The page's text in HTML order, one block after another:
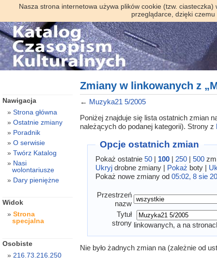
Nasza strona internetowa używa plików cookie (tzw.
przeglądarce, dzięki
Zmiany w linkowanych z
← Muzyka21 5/2005
Poniżej znajduje się lista ostatnich zmian
należących do podanej kategorii). Strony z
Opcje ostatnich zmian
Pokaż ostatnie 50| 100| 250| 500
Ukryjdrobne zmiany | Pokaż boty |
Pokaż nowe zmiany od 05:02, 8 sie
Przestrzeń
nazw
Tytuł
strony linkowanych, a na
Nie było żadnych zmian na (zależnie od
Nawigacja
Strona główna
Ostatnie zmiany
Poradnik
O serwisie
Twórz Katalog
Nasi
wolontariusze
Dary pieniężne
Widok
Strona
specjalna
Osobiste
216.73.216.250